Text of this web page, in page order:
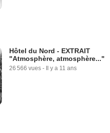
Hôtel du Nord - EXTRAIT
"Atmosphère, atmosphère..."
26 566 vues - Il y a 11 ans